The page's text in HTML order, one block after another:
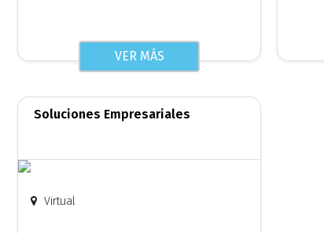
VER MÁS
Soluciones Empresariales
Virtual